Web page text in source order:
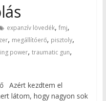
expanzív lövedék, fmj,
, megállítóerő, pisztoly,
power, traumatic gun,
Azért kezdtem el
látom, hogy nagyon sok